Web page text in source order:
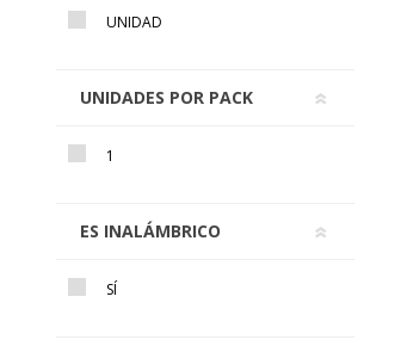
UNIDAD
UNIDADES POR PACK
1
ES INALÁMBRICO
SÍ